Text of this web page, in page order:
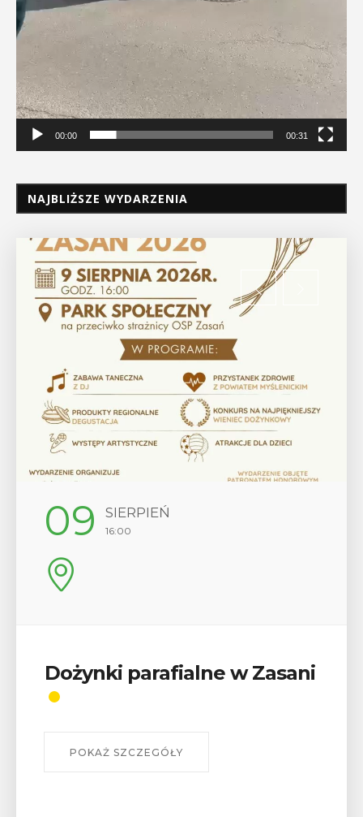
00:00 00:31
NAJBLIŻSZE WYDARZENIA
09 SIERPIEŃ
16:00
Dożynki parafialne w Zasani
POKAŻ SZCZEGÓŁY